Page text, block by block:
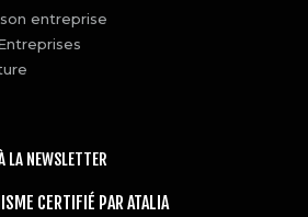
entreprise
LA NEWSLETTER
CERTIFIÉ PAR ATALIA